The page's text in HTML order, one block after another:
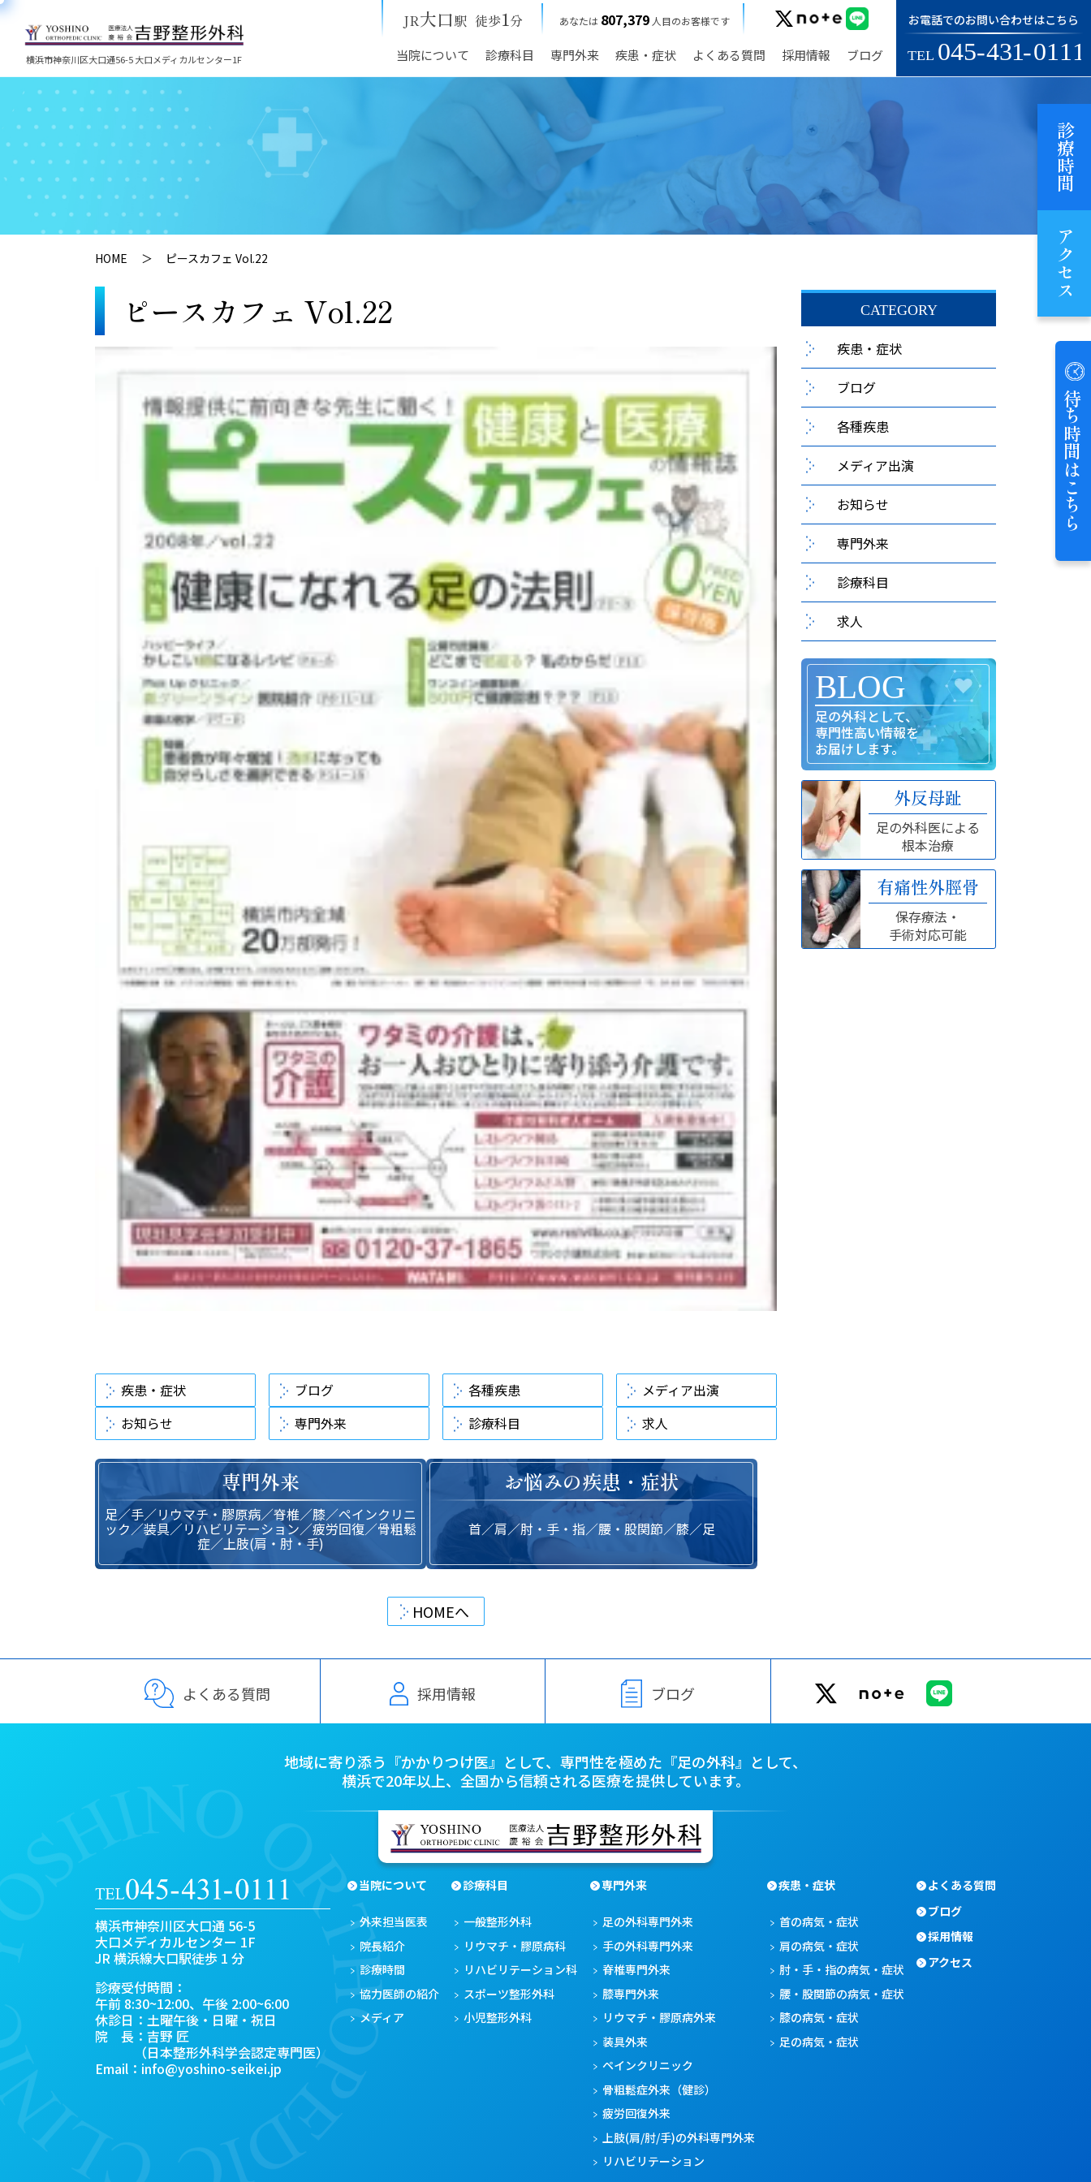
横浜市神奈川区大口通56-5 大口メディカルセンター1F
JR大口駅 徒歩1分 あなたは 807,379 人目のお客様です
当院について 診療科目 専門外来 疾患・症状 よくある質問 採用情報 ブログ
お電話でのお問い合わせはこちら
診療時間
アクセス
待ち時間はこちら
HOME ピースカフェ Vol.22
ピースカフェ Vol.22
疾患・症状 ブログ 各種疾患
メディア出演
お知らせ
専門外来 診療科目 求人
専門外来
足／手／リウマチ・膠原病／脊椎／膝／ペインクリニ
ック／装具／リハビリテーション／疲労回復／骨粗鬆
症／上肢(肩・肘・手)
お悩みの疾患・症状
首／肩／肘・手・指／腰・股関節／膝／足
HOMEへ
疾患・症状
ブログ
各種疾患
メディア出演
お知らせ
専門外来
診療科目
求人
足の外科として、
専門性高い情報を
お届けします。
外反母趾
足の外科医による
根本治療
有痛性外脛骨
保存療法・
手術対応可能
よくある質問 採用情報 ブログ
地域に寄り添う『かかりつけ医』として、 専門性を極めた『足の外科』として、
横浜で20年以上、 全国から信頼される医療を提供しています。
横浜市神奈川区大口通 56-5
大口メディカルセンター 1F
JR 横浜線大口駅徒歩 1 分
診療受付時間：
午前 8:30~12:00、午後 2:00~6:00
休診日：土曜午後・日曜・祝日
院 長：吉野 匠
（日本整形外科学会認定専門医）
Email： info@yoshino-seikei.jp
当院について
外来担当医表
院長紹介
診療時間
協力医師の紹介
メディア
診療科目
一般整形外科
リウマチ・膠原病科
リハビリテーション科
スポーツ整形外科
小児整形外科
専門外来
足の外科専門外来
手の外科専門外来
脊椎専門外来
膝専門外来
リウマチ・膠原病外来
装具外来
ペインクリニック
骨粗鬆症外来（健診）
疲労回復外来
上肢(肩/肘/手)の外科専門外来
リハビリテーション
疾患・症状
首の病気・症状
肩の病気・症状
肘・手・指の病気・症状
腰・股関節の病気・症状
膝の病気・症状
足の病気・症状
よくある質問
ブログ
採用情報
アクセス